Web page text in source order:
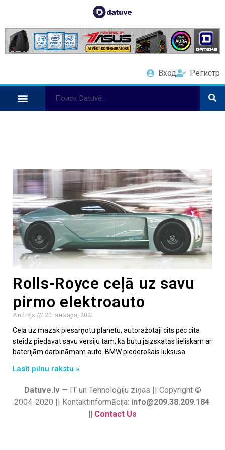
Вход Регистр
Rolls-Royce ceļā uz savu
pirmo elektroauto
Andrejs
20. января, 2021
Ceļā uz mazāk piesārņotu planētu, autoražotāji cits pēc cita
steidz piedāvāt savu versiju tam, kā būtu jāizskatās lieliskam ar
baterijām darbināmam auto. BMW piederošais luksusa
Lasīt pilnu rakstu »
Datuve.lv— IT un Tehnoloģiju ziņas || Copyright ©
2004-2020 || Kontaktinformācija: info@209.38.209.184
|| Contact Us